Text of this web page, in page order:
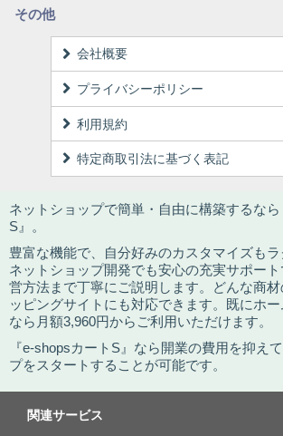
その他
会社概要
プライバシーポリシー
利用規約
特定商取引法に基づく表記
ネットショップで簡単・自由に構築するな
S』。
豊富な機能で、自分好みのカスタマイズも
ネットショップ開発でも安心の充実サポー
営方法まで丁寧にご説明します。どんな商
ッピングサイトにも対応できます。既にホ
なら月額3,960円からご利用いただけます。
『e-shopsカートS』なら開業の費用を抑え
プをスタートすることが可能です。
関連サービス